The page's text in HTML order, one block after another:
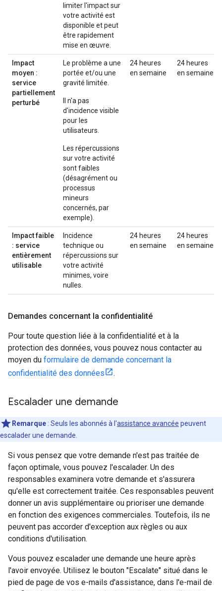
limiter l'impact sur
votre activité est
disponible et peut
être rapidement
mise en œuvre.
Impact
moyen :
service
partiellement
perturbé
Le problème a une
portée et/ou une
gravité limitée.
Il n'a pas
d'incidence visible
pour les
utilisateurs.
Les répercussions
sur votre activité
sont faibles
(désagrément ou
processus
mineurs
concernés, par
exemple).
24 heures
en semaine
24 heures
en semaine
Impact faible
: service
entièrement
utilisable
Incidence
technique ou
répercussions sur
votre activité
minimes, voire
nulles.
24 heures
en semaine
24 heures
en semaine
Demandes concernant la confidentialité
Pour toute question liée à la confidentialité et à la
protection des données, vous pouvez nous contacter au
moyen du formulaire de demande concernant la
confidentialité des données
.
Escalader une demande
Remarque : Seuls les abonnés à l'assistance avancée peuvent
escalader une demande.
Si vous pensez que votre demande n'est pas traitée de
façon optimale, vous pouvez l'escalader. Un des
responsables examinera votre demande et s'assurera
qu'elle est correctement traitée. Ces responsables peuvent
donner un avis supplémentaire ou prioriser une demande
en fonction des exigences commerciales. Toutefois, ils ne
peuvent pas accorder d'exception aux règles ou aux
conditions d'utilisation.
Vous pouvez escalader une demande une heure après
l'avoir envoyée. Utilisez le bouton "Escalate" situé dans le
pied de page de vos e-mails d'assistance, dans l'e-mail de